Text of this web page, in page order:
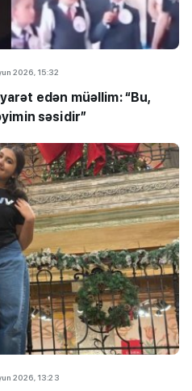
2026, 15:32
edən müəllim: “Bu,
səsidir”
2026, 13:23